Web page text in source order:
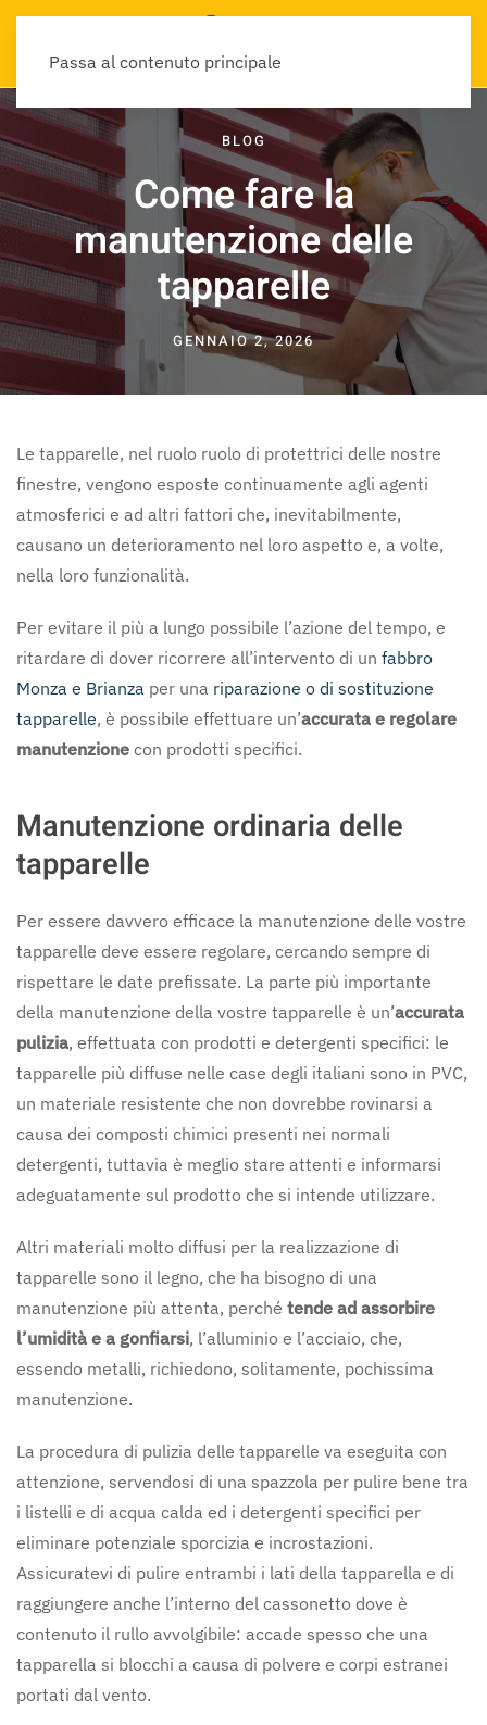
Passa al contenuto principale
BLOG
Come fare la
manutenzione delle
tapparelle
GENNAIO 2, 2026
Le tapparelle, nel ruolo ruolo di protettrici delle nostre
finestre, vengono esposte continuamente agli agenti
atmosferici e ad altri fattori che, inevitabilmente,
causano un deterioramento nel loro aspetto e, a volte,
nella loro funzionalità.
Per evitare il più a lungo possibile l’azione del tempo, e
ritardare di dover ricorrere all’intervento di un fabbro
Monza e Brianza per una riparazione o di sostituzione
tapparelle, è possibile effettuare un’accurata e regolare
manutenzione con prodotti specifici.
Manutenzione ordinaria delle
tapparelle
Per essere davvero efficace la manutenzione delle vostre
tapparelle deve essere regolare, cercando sempre di
rispettare le date prefissate. La parte più importante
della manutenzione della vostre tapparelle è un’accurata
pulizia, effettuata con prodotti e detergenti specifici: le
tapparelle più diffuse nelle case degli italiani sono in PVC,
un materiale resistente che non dovrebbe rovinarsi a
causa dei composti chimici presenti nei normali
detergenti, tuttavia è meglio stare attenti e informarsi
adeguatamente sul prodotto che si intende utilizzare.
Altri materiali molto diffusi per la realizzazione di
tapparelle sono il legno, che ha bisogno di una
manutenzione più attenta, perché tende ad assorbire
l’umidità e a gonfiarsi, l’alluminio e l’acciaio, che,
essendo metalli, richiedono, solitamente, pochissima
manutenzione.
La procedura di pulizia delle tapparelle va eseguita con
attenzione, servendosi di una spazzola per pulire bene tra
i listelli e di acqua calda ed i detergenti specifici per
eliminare potenziale sporcizia e incrostazioni.
Assicuratevi di pulire entrambi i lati della tapparella e di
raggiungere anche l’interno del cassonetto dove è
contenuto il rullo avvolgibile: accade spesso che una
tapparella si blocchi a causa di polvere e corpi estranei
portati dal vento.